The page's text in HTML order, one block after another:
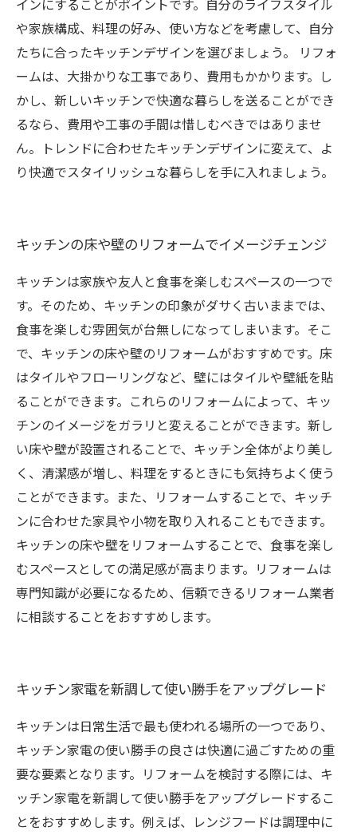
インにすることがポイントです。自分のライフスタイル
や家族構成、料理の好み、使い方などを考慮して、自分
たちに合ったキッチンデザインを選びましょう。 リフォ
ームは、大掛かりな工事であり、費用もかかります。し
かし、新しいキッチンで快適な暮らしを送ることができ
るなら、費用や工事の手間は惜しむべきではありませ
ん。トレンドに合わせたキッチンデザインに変えて、よ
り快適でスタイリッシュな暮らしを手に入れましょう。
キッチンの床や壁のリフォームでイメージチェンジ
キッチンは家族や友人と食事を楽しむスペースの一つで
す。そのため、キッチンの印象がダサく古いままでは、
食事を楽しむ雰囲気が台無しになってしまいます。そこ
で、キッチンの床や壁のリフォームがおすすめです。床
はタイルやフローリングなど、壁にはタイルや壁紙を貼
ることができます。これらのリフォームによって、キッ
チンのイメージをガラリと変えることができます。新し
い床や壁が設置されることで、キッチン全体がより美し
く、清潔感が増し、料理をするときにも気持ちよく使う
ことができます。また、リフォームすることで、キッチ
ンに合わせた家具や小物を取り入れることもできます。
キッチンの床や壁をリフォームすることで、食事を楽し
むスペースとしての満足感が高まります。リフォームは
専門知識が必要になるため、信頼できるリフォーム業者
に相談することをおすすめします。
キッチン家電を新調して使い勝手をアップグレード
キッチンは日常生活で最も使われる場所の一つであり、
キッチン家電の使い勝手の良さは快適に過ごすための重
要な要素となります。リフォームを検討する際には、キ
ッチン家電を新調して使い勝手をアップグレードするこ
とをおすすめします。例えば、レンジフードは調理中に